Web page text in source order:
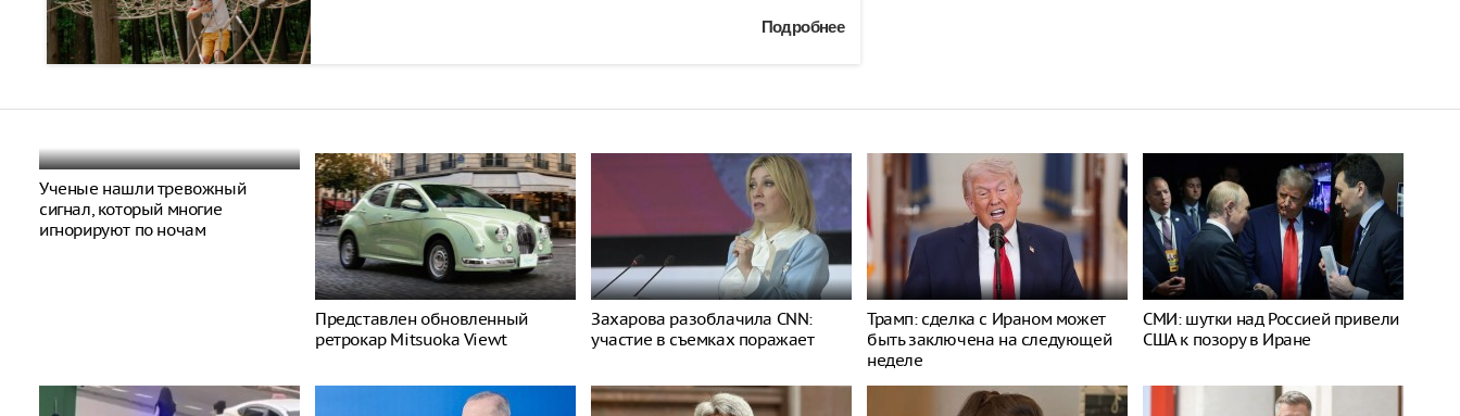
Подробнее
Ученые нашли тревожный
сигнал, который многие
игнорируют по ночам
Представлен обновленный
ретрокар Mitsuoka Viewt
Захарова разоблачила CNN:
участие в съемках поражает
Трамп: сделка с Ираном может
быть заключена на следующей
неделе
СМИ: шутки над Россией привели
США к позору в Иране